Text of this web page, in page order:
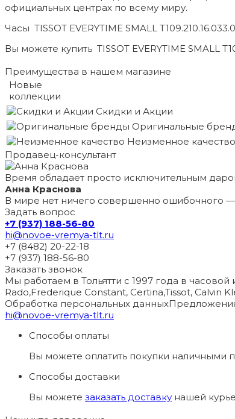
официальных центрах по всему миру.
Часы TISSOT EVERYTIME SMALL
Вы можете купить TISSOT EVERYTIME SMALL
Преимущества в нашем магазине
Новые
коллекции
Скидки и Акции
Оригинальные
Неизменное качество
Продавец-консультант
Время обладает просто исключительным
Анна Краснова
В мире нет ничего совершенно ошибочного
Задать вопрос
+7 (937) 188-56-80
hi@novoe-vremya-tlt.ru
+7 (8482) 20-22-18
+7 (937) 188-56-80
Заказать звонок
Мы работаем в Тольятти с 1997 года в
Rado,Frederique Constant, Certina,Tissot, Calvin
Обработка персональных данных
hi@novoe-vremya-tlt.ru
Способы оплаты
Вы можете оплатить покупки наличными
Способы доставки
Вы можете заказать доставку нашей